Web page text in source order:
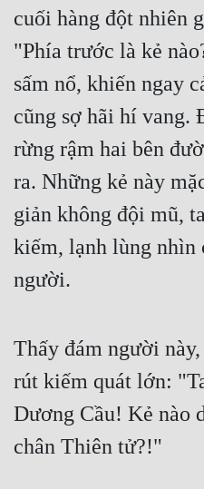
Kinh Dị
Kiếm Hiệp
Kỳ Huyễn
Kỳ Ảo
Linh Dị
Mỹ Thực
Ngôn Tình
Ngược
Nữ Cường
cuối hàng đột nhiên
"Phía trước là kẻ
sấm nổ, khiến ngay
cũng sợ hãi hí vang.
rừng rậm hai bên
ra. Những kẻ này
giản không đội mũ,
kiếm, lạnh lùng nhìn
người.
Thấy đám người
rút kiếm quát lớn:
Dương Cầu! Kẻ nào
chân Thiên tử?!"